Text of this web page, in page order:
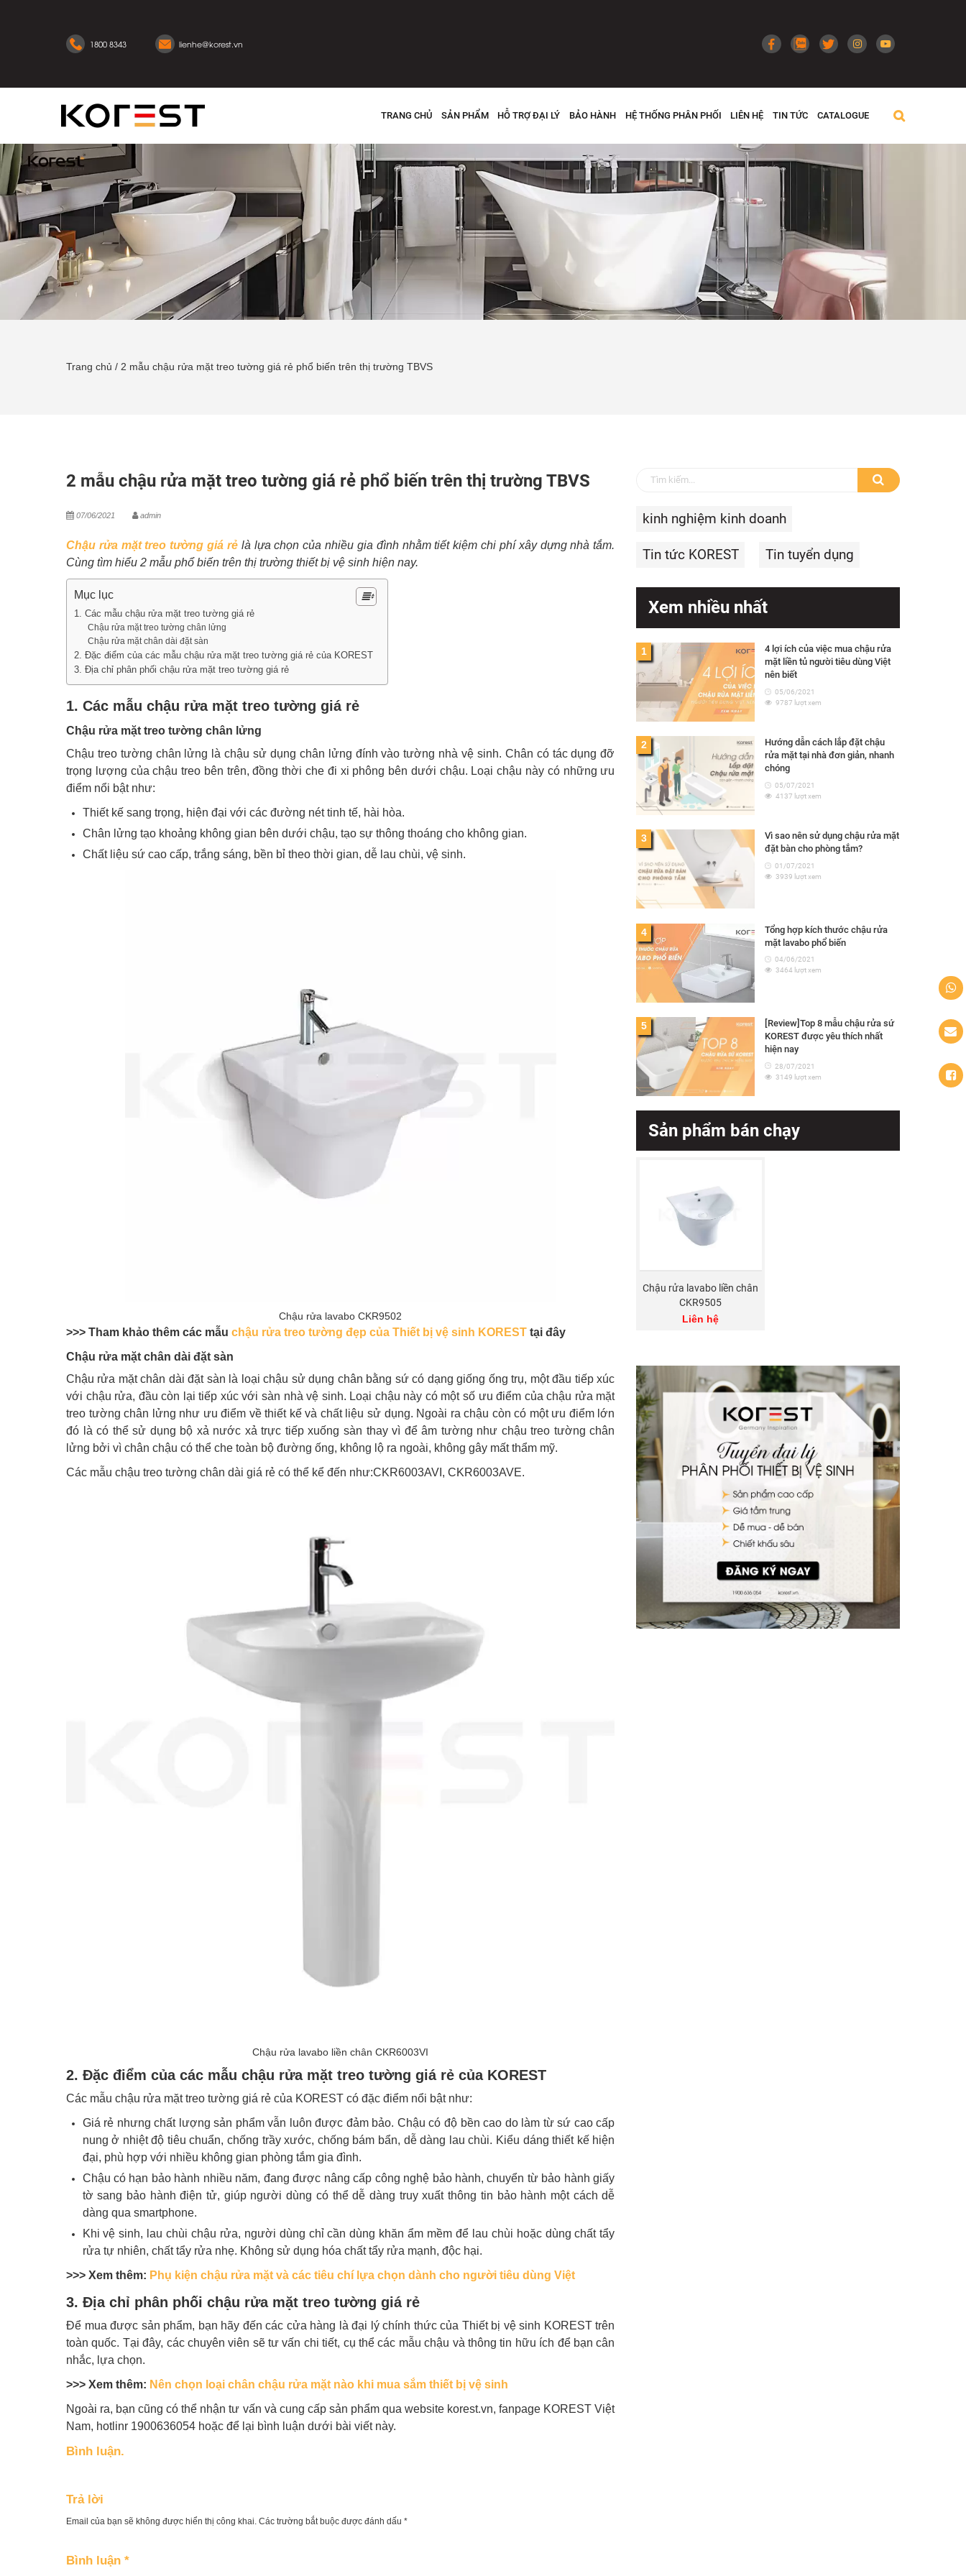
1800 8343 lienhe@korest.vn
TRANG CHỦ SẢN PHẨM HỖ TRỢ ĐẠI LÝ BẢO HÀNH HỆ THỐNG PHÂN PHỐI LIÊN HỆ TIN TỨC CATALOGUE
Trang chủ / 2 mẫu chậu rửa mặt treo tường giá rẻ phổ biến trên thị trường TBVS
2 mẫu chậu rửa mặt treo tường giá rẻ phổ biến trên thị trường TBVS
07/06/2021 admin
Chậu rửa mặt treo tường giá rẻ là lựa chọn của nhiều gia đình nhằm tiết kiệm chi phí xây dựng nhà tắm.
Cùng tìm hiểu 2 mẫu phổ biến trên thị trường thiết bị vệ sinh hiện nay.
Mục lục
1. Các mẫu chậu rửa mặt treo tường giá rẻ
Chậu rửa mặt treo tường chân lửng
Chậu rửa mặt chân dài đặt sàn
2. Đặc điểm của các mẫu chậu rửa mặt treo tường giá rẻ của KOREST
3. Địa chỉ phân phối chậu rửa mặt treo tường giá rẻ
1. Các mẫu chậu rửa mặt treo tường giá rẻ
Chậu rửa mặt treo tường chân lửng
Chậu treo tường chân lửng là chậu sử dụng chân lửng đính vào tường nhà vệ sinh. Chân có tác dụng đỡ
trọng lượng của chậu treo bên trên, đồng thời che đi xi phông bên dưới chậu. Loại chậu này có những ưu
điểm nổi bật như:
Thiết kế sang trọng, hiện đại với các đường nét tinh tế, hài hòa.
Chân lửng tạo khoảng không gian bên dưới chậu, tạo sự thông thoáng cho không gian.
Chất liệu sứ cao cấp, trắng sáng, bền bỉ theo thời gian, dễ lau chùi, vệ sinh.
Chậu rửa lavabo CKR9502
>>> Tham khảo thêm các mẫu chậu rửa treo tường đẹp của Thiết bị vệ sinh KOREST tại đây
Chậu rửa mặt chân dài đặt sàn
Chậu rửa mặt chân dài đặt sàn là loại chậu sử dụng chân bằng sứ có dạng giống ống trụ, một đầu tiếp xúc
với chậu rửa, đầu còn lại tiếp xúc với sàn nhà vệ sinh. Loại chậu này có một số ưu điểm của chậu rửa mặt
treo tường chân lửng như ưu điểm về thiết kế và chất liệu sử dụng. Ngoài ra chậu còn có một ưu điểm lớn
đó là có thể sử dụng bộ xả nước xả trực tiếp xuống sàn thay vì để âm tường như chậu treo tường chân
lửng bởi vì chân chậu có thể che toàn bộ đường ống, không lộ ra ngoài, không gây mất thẩm mỹ.
Các mẫu chậu treo tường chân dài giá rẻ có thể kể đến như:CKR6003AVI, CKR6003AVE.
Chậu rửa lavabo liền chân CKR6003VI
2. Đặc điểm của các mẫu chậu rửa mặt treo tường giá rẻ của KOREST
Các mẫu chậu rửa mặt treo tường giá rẻ của KOREST có đặc điểm nổi bật như:
Giá rẻ nhưng chất lượng sản phẩm vẫn luôn được đảm bảo. Chậu có độ bền cao do làm từ sứ cao cấp
nung ở nhiệt độ tiêu chuẩn, chống trầy xước, chống bám bẩn, dễ dàng lau chùi. Kiểu dáng thiết kế hiện
đại, phù hợp với nhiều không gian phòng tắm gia đình.
Chậu có hạn bảo hành nhiều năm, đang được nâng cấp công nghệ bảo hành, chuyển từ bảo hành giấy
tờ sang bảo hành điện tử, giúp người dùng có thể dễ dàng truy xuất thông tin bảo hành một cách dễ
dàng qua smartphone.
Khi vệ sinh, lau chùi chậu rửa, người dùng chỉ cần dùng khăn ẩm mềm để lau chùi hoặc dùng chất tẩy
rửa tự nhiên, chất tẩy rửa nhẹ. Không sử dụng hóa chất tẩy rửa mạnh, độc hại.
>>> Xem thêm: Phụ kiện chậu rửa mặt và các tiêu chí lựa chọn dành cho người tiêu dùng Việt
3. Địa chỉ phân phối chậu rửa mặt treo tường giá rẻ
Để mua được sản phẩm, bạn hãy đến các cửa hàng là đại lý chính thức của Thiết bị vệ sinh KOREST trên
toàn quốc. Tại đây, các chuyên viên sẽ tư vấn chi tiết, cụ thể các mẫu chậu và thông tin hữu ích để bạn cân
nhắc, lựa chọn.
>>> Xem thêm: Nên chọn loại chân chậu rửa mặt nào khi mua sắm thiết bị vệ sinh
Ngoài ra, bạn cũng có thể nhận tư vấn và cung cấp sản phẩm qua website korest.vn, fanpage KOREST Việt
Nam, hotlinr 1900636054 hoặc để lại bình luận dưới bài viết này.
Bình luận.
Trả lời
Email của bạn sẽ không được hiển thị công khai. Các trường bắt buộc được đánh dấu *
Bình luận *
kinh nghiệm kinh doanh
Tin tức KOREST Tin tuyển dụng
Xem nhiều nhất
1
4 lợi ích của việc mua chậu rửa
mặt liền tủ người tiêu dùng Việt
nên biết
05/06/2021
9787 lượt xem
2
Hướng dẫn cách lắp đặt chậu
rửa mặt tại nhà đơn giản, nhanh
chóng
05/07/2021
4137 lượt xem
3
Vì sao nên sử dụng chậu rửa mặt
đặt bàn cho phòng tắm?
01/07/2021
3939 lượt xem
4
Tổng hợp kích thước chậu rửa
mặt lavabo phổ biến
04/06/2021
3464 lượt xem
5
[Review]Top 8 mẫu chậu rửa sứ
KOREST được yêu thích nhất
hiện nay
28/07/2021
3149 lượt xem
Sản phẩm bán chạy
Chậu rửa lavabo liền chân
CKR9505
Liên hệ